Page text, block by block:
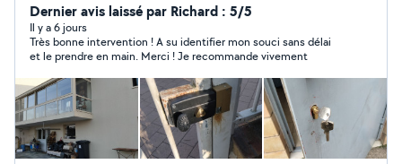
serrurerie remplacement de serrures de porte d'entrée
portes de garage remplacement de crémone de
fenêtre réglage de toute fermeture porte fenêtre volet
porte de garage ect... montage de meubles petits
travaux en menuiserie pose de parquet flottant etc.... je
propose aussi le nettoyage de fenêtres et de vitrages
et également le nettoyage de véranda et SAS d entrée.
je peux aussi effectué d'autre petit travaux de bricolage
A bientôt cordialement Sylvain .je suis joignable EMDS
Dernier avis laissé par Richard : 5/5
Il y a 6 jours
Très bonne intervention ! A su identifier mon souci sans délai
et le prendre en main. Merci ! Je recommande vivement